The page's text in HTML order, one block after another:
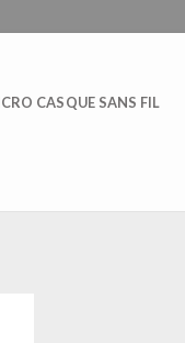
CASQUE SANS FIL